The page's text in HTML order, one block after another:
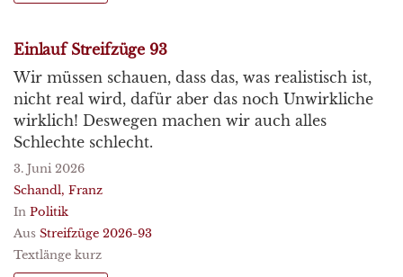
Einlauf Streifzüge 93
Wir müssen schauen, dass das, was realistisch ist,
nicht real wird, dafür aber das noch Unwirkliche
wirklich! Deswegen machen wir auch alles
Schlechte schlecht.
3. Juni 2026
Schandl, Franz
In Politik
Aus Streifzüge 2026-93
Textlänge kurz